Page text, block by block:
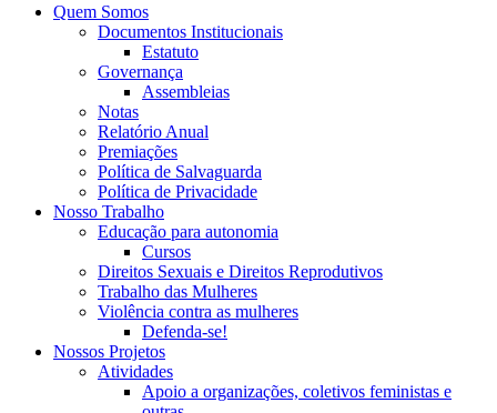
Quem Somos
Documentos Institucionais
Estatuto
Governança
Assembleias
Notas
Relatório Anual
Premiações
Política de Salvaguarda
Política de Privacidade
Nosso Trabalho
Educação para autonomia
Cursos
Direitos Sexuais e Direitos Reprodutivos
Trabalho das Mulheres
Violência contra as mulheres
Defenda-se!
Nossos Projetos
Atividades
Apoio a organizações, coletivos feministas e